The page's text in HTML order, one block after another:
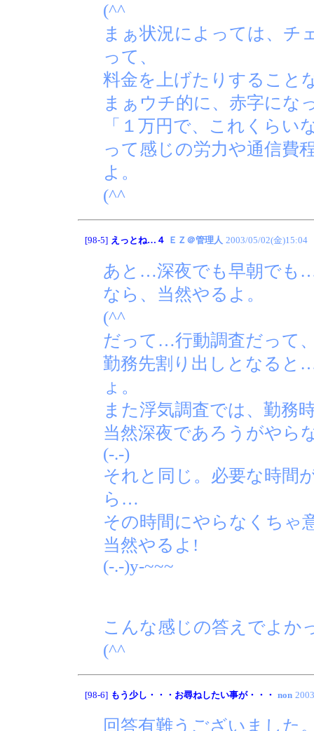
(^^ゞ
まぁ状況によっては、チ
って、
料金を上げたりすること
まぁウチ的に、赤字にな
「１万円で、これくら
って感じの労力や通信費
よ。
(^^ゞ
[98-5] えっとね…４ ＥＺ＠管理人 2003/05/02(金)15:04
あと…深夜でも早朝でも
なら、当然やるよ。
(^^ゞ
だって…行動調査だって
勤務先割り出しとなると
ょ。
また浮気調査では、勤務
当然深夜であろうがやら
(-.-)
それと同じ。必要な時間
ら…
その時間にやらなくちゃ
当然やるよ!
(-.-)y-~~~
こんな感じの答えでよか
(^^ゞ
[98-6] もう少し・・・お尋ねしたい事が・・・ non
回答有難うございました